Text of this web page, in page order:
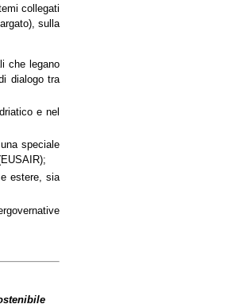
collegati
sulla
che legano
dialogo tra
e nel
speciale
estere, sia
CALL FOR APPLICATIONS FOR NO. 1
POSTDOCTORAL FELLOW